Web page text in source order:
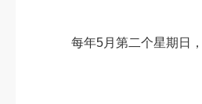
每年5月第二个星期日